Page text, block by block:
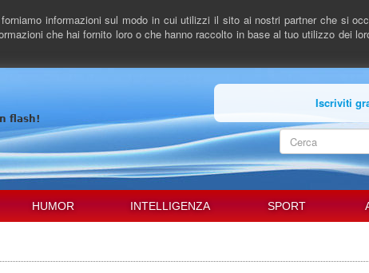
informazioni sul modo in cui utilizzi il sito ai nostri partner che si
che hai fornito loro o che hanno raccolto in base al tuo utilizzo dei
flash!
Iscriviti
FORM
DI
Cerca
HUMOR INTELLIGENZA SPORT